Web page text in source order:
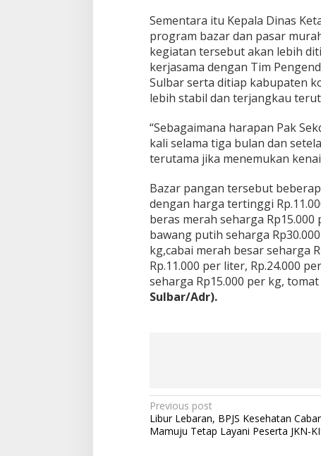
Sementara itu Kepala Dinas
program bazar dan pasar
kegiatan tersebut akan lebih
kerjasama dengan Tim
Sulbar serta ditiap kabupaten
lebih stabil dan terjangkau
“Sebagaimana harapan Pak
kali selama tiga bulan dan
terutama jika menemukan
Bazar pangan tersebut
dengan harga tertinggi
beras merah seharga
bawang putih seharga
kg,cabai merah besar seharga
Rp.11.000 per liter, Rp.24.000
seharga Rp15.000 per kg,
Sulbar/Adr).
P
o
Previous post
Libur Lebaran, BPJS Kesehatan
Mamuju Tetap Layani Peserta JKN-